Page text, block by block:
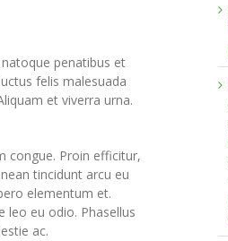
penatibus et
felis malesuada
et viverra urna.
congue. Proin efficitur,
tincidunt arcu eu
elementum et.
leo eu odio. Phasellus
ac.